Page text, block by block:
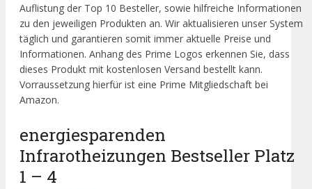
Auflistung der Top 10 Besteller, sowie hilfreiche Informationen
zu den jeweiligen Produkten an. Wir aktualisieren unser System
täglich und garantieren somit immer aktuelle Preise und
Informationen. Anhang des Prime Logos erkennen Sie, dass
dieses Produkt mit kostenlosen Versand bestellt kann.
Vorraussetzung hierfür ist eine Prime Mitgliedschaft bei
Amazon.
energiesparenden
Infrarotheizungen Bestseller Platz
1 – 4